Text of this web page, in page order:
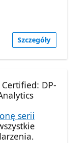
Szczegóły
DP-
serii